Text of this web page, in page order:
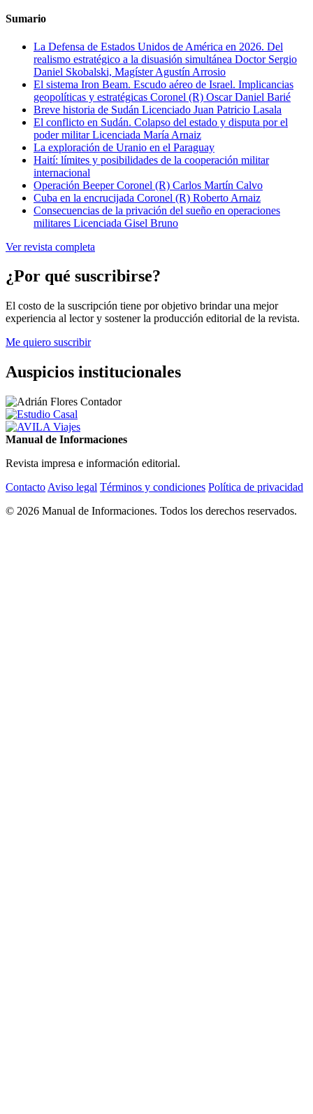
Sumario
La Defensa de Estados Unidos de América en 2026. Del
realismo estratégico a la disuasión simultánea Doctor Sergio
Daniel Skobalski, Magíster Agustín Arrosio
El sistema Iron Beam. Escudo aéreo de Israel. Implicancias
geopolíticas y estratégicas Coronel (R) Oscar Daniel Barié
Breve historia de Sudán Licenciado Juan Patricio Lasala
El conflicto en Sudán. Colapso del estado y disputa por el
poder militarLicenciada María Arnaiz
La exploración de Uranio en el Paraguay
Haití: límites y posibilidades de la cooperación militar
internacional
Operación BeeperCoronel (R) Carlos Martín Calvo
Cuba en la encrucijada Coronel (R) Roberto Arnaiz
Consecuencias de la privación del sueño en operaciones
militares Licenciada Gisel Bruno
Ver revista completa
¿Por qué suscribirse?
El costo de la suscripción tiene por objetivo brindar una mejor
experiencia al lector y sostener la producción editorial de la revista.
Me quiero suscribir
Auspicios institucionales
Manual de Informaciones
Revista impresa e información editorial.
Contacto Aviso legal Términos y condiciones Política de privacidad
© 2026 Manual de Informaciones. Todos los derechos reservados.